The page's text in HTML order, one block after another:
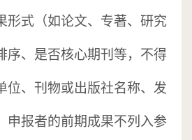
形式（如论文、专著、研究
序、是否核心期刊等，不得
位、刊物或出版社名称、发
申报者的前期成果不列入参